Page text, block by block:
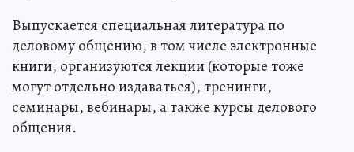
Выпускается специальная литература по
деловому общению, в том числе электронные
книги, организуются лекции (которые тоже
могут отдельно издаваться), тренинги,
семинары, вебинары, а также курсы делового
общения.